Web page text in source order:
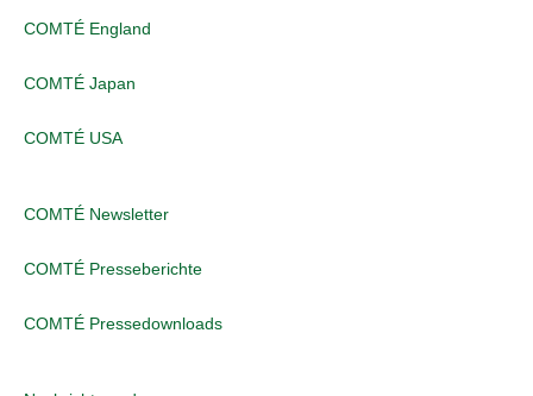
COMTÉ England
COMTÉ Japan
COMTÉ USA
COMTÉ Newsletter
COMTÉ Presseberichte
COMTÉ Pressedownloads